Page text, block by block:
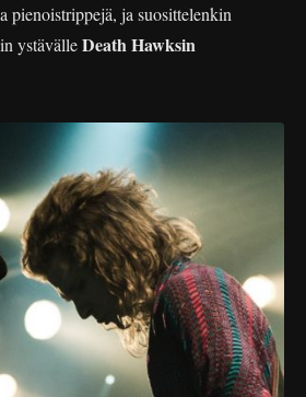
pienoistrippejä, ja suosittelenkin
ystävälleDeath Hawksin